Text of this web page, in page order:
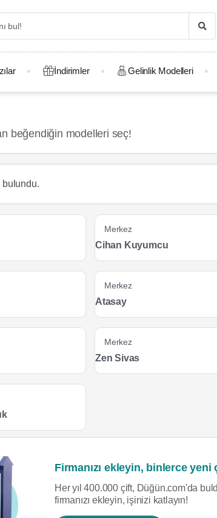
İndirimler Gelinlik Modelleri
beğendiğin modelleri seç!
bulundu.
Merkez
Cihan Kuyumcu
Merkez
Atasay
Merkez
Zen Sivas
Firmanızı ekleyin, binlerce yeni
Her yıl 400.000 çift, Düğün.com'da
firmanızı ekleyin, işinizi katlayın!